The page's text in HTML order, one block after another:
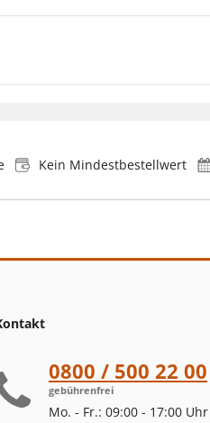
Kein Mindestbestellwert
0800 / 500 22 00
gebührenfrei
Mo. - Fr.: 09:00 - 17:00 Uhr